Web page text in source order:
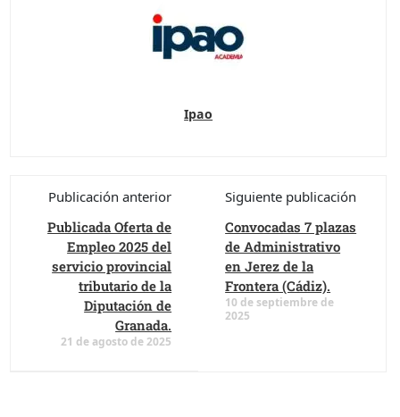
Ipao
Publicación anterior
Publicada Oferta de
Empleo 2025 del
servicio provincial
tributario de la
Diputación de
Granada.
21 de agosto de 2025
Siguiente publicación
Convocadas 7 plazas
de Administrativo
en Jerez de la
Frontera (Cádiz).
10 de septiembre de
2025